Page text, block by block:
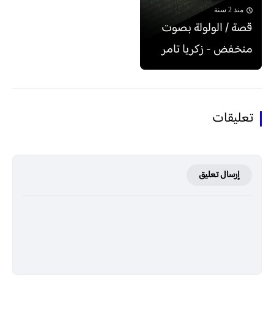
منذ 2 سنة
قصة / الولولة بصوت
منخفض - زكريا تامر
تعليقات
إرسال تعليق